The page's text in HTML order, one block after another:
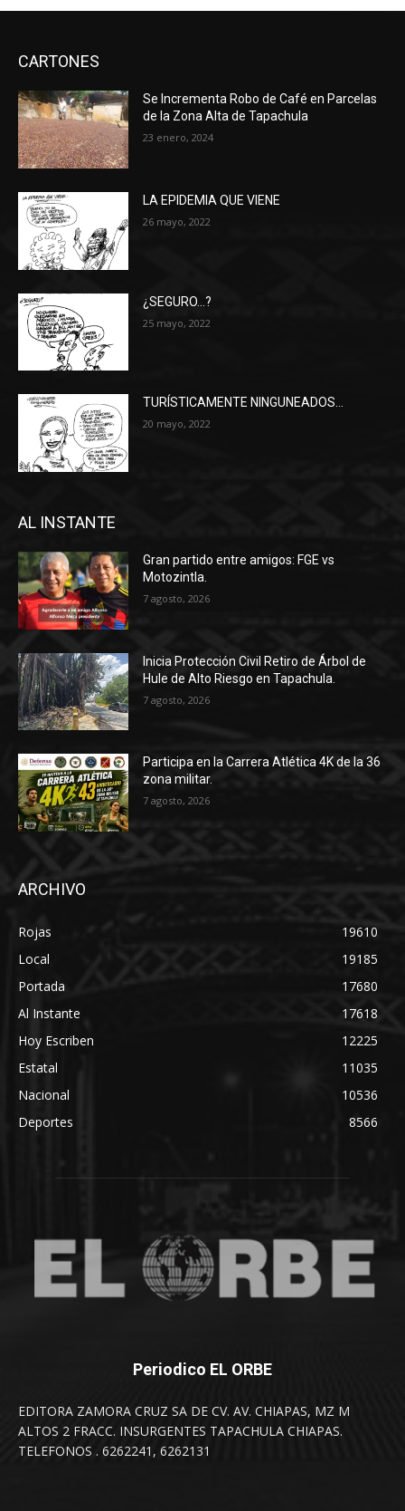
CARTONES
Se Incrementa Robo de Café en Parcelas
de la Zona Alta de Tapachula
23 enero, 2024
LA EPIDEMIA QUE VIENE
26 mayo, 2022
¿SEGURO…?
25 mayo, 2022
TURÍSTICAMENTE NINGUNEADOS…
20 mayo, 2022
AL INSTANTE
Gran partido entre amigos: FGE vs
Motozintla.
7 agosto, 2026
Inicia Protección Civil Retiro de Árbol de
Hule de Alto Riesgo en Tapachula.
7 agosto, 2026
Participa en la Carrera Atlética 4K de la 36
zona militar.
7 agosto, 2026
ARCHIVO
Rojas
19610
Local
19185
Portada
17680
Al Instante
17618
Hoy Escriben
12225
Estatal
11035
Nacional
10536
Deportes
8566
Periodico EL ORBE
EDITORA ZAMORA CRUZ SA DE CV. AV. CHIAPAS, MZ M
ALTOS 2 FRACC. INSURGENTES TAPACHULA CHIAPAS.
TELEFONOS . 6262241, 6262131